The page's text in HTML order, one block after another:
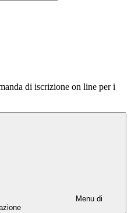
di iscrizione on line per i
Menu di